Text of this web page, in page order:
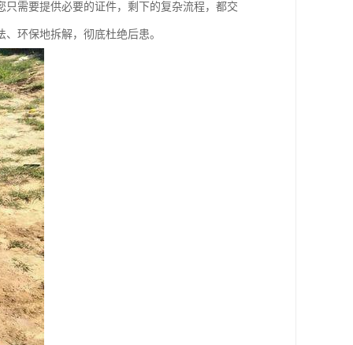
需要提供必要的证件，剩下的复杂流程，都交
环保地拆解，彻底杜绝后患。